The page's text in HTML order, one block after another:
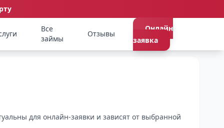
Все
займы
Отзывы
Онлайн
заявка
для онлайн-заявки и зависят от выбранной